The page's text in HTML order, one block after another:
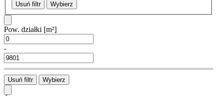
Usuń filtr Wybierz
Pow. działki [m²]
-
Usuń filtr Wybierz